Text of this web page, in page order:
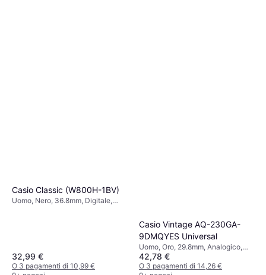
Casio Classic (W800H-1BV)
Uomo, Nero, 36.8mm, Digitale,
32,99 €
O 3 pagamenti di 10,99 €
Casio Vintage AQ-230GA-
9DMQYES Universal
Uomo, Oro, 29.8mm, Analogico,
Digitale, Quarzo
42,78 €
O 3 pagamenti di 14,26 €